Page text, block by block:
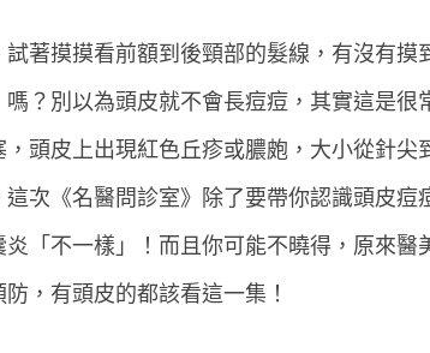
試著摸摸看前額到後頸部的髮線，有沒有
嗎？別以為頭皮就不會長痘痘，其實這是
，頭皮上出現紅色丘疹或膿皰，大小從針
這次《名醫問診室》除了要帶你認識頭皮
炎「不一樣」！而且你可能不曉得，原來
，有頭皮的都該看這一集！